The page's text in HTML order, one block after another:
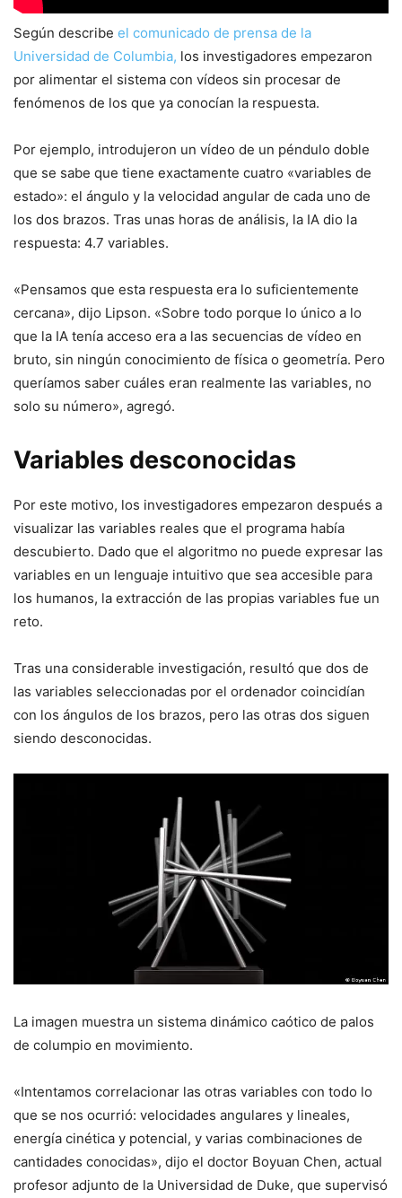
Según describe el comunicado de prensa de la
Universidad de Columbia, los investigadores empezaron
por alimentar el sistema con vídeos sin procesar de
fenómenos de los que ya conocían la respuesta.
Por ejemplo, introdujeron un vídeo de un péndulo doble
que se sabe que tiene exactamente cuatro «variables de
estado»: el ángulo y la velocidad angular de cada uno de
los dos brazos. Tras unas horas de análisis, la IA dio la
respuesta: 4.7 variables.
«Pensamos que esta respuesta era lo suficientemente
cercana», dijo Lipson. «Sobre todo porque lo único a lo
que la IA tenía acceso era a las secuencias de vídeo en
bruto, sin ningún conocimiento de física o geometría. Pero
queríamos saber cuáles eran realmente las variables, no
solo su número», agregó.
Variables desconocidas
Por este motivo, los investigadores empezaron después a
visualizar las variables reales que el programa había
descubierto. Dado que el algoritmo no puede expresar las
variables en un lenguaje intuitivo que sea accesible para
los humanos, la extracción de las propias variables fue un
reto.
Tras una considerable investigación, resultó que dos de
las variables seleccionadas por el ordenador coincidían
con los ángulos de los brazos, pero las otras dos siguen
siendo desconocidas.
La imagen muestra un sistema dinámico caótico de palos
de columpio en movimiento.
«Intentamos correlacionar las otras variables con todo lo
que se nos ocurrió: velocidades angulares y lineales,
energía cinética y potencial, y varias combinaciones de
cantidades conocidas», dijo el doctor Boyuan Chen, actual
profesor adjunto de la Universidad de Duke, que supervisó